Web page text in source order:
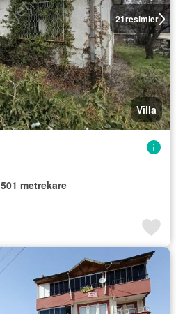
21resimler
Villa
501 metrekare